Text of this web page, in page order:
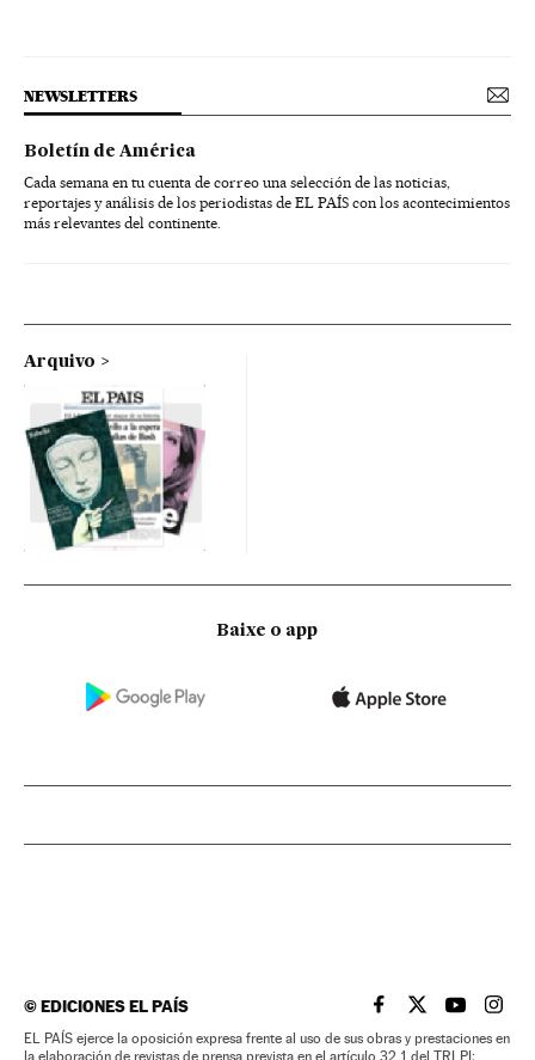
NEWSLETTERS
Boletín de América
Cada semana en tu cuenta de correo una selección de las noticias,
reportajes y análisis de los periodistas de EL PAÍS con los acontecimientos
más relevantes del continente.
Arquivo
Baixe o app
©EDICIONES EL PAÍS EL PAÍS BRASIL EN
EL PAÍSEL PAÍS
EL
EL PAÍS ejerce la oposición expresa frente al uso de sus obras y prestaciones en
la elaboración de revistas de prensa prevista en el artículo 32.1 del TRLPI;